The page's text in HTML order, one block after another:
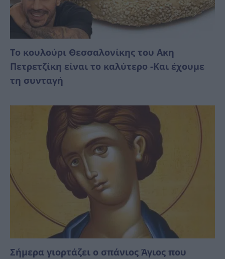
Το κουλούρι Θεσσαλονίκης του Ακη
Πετρετζίκη είναι το καλύτερο -Και έχουμε
τη συνταγή
Σήμερα γιορτάζει ο σπάνιος Άγιος που